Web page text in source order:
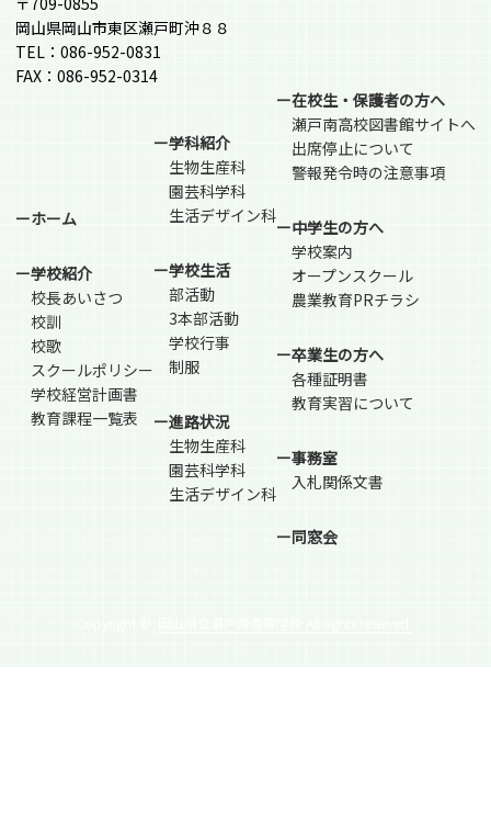
岡山県岡山市東区瀬戸町沖８８
TEL：086-952-0831
FAX：086-952-0314
ーホーム
ー学校紹介
校長あいさつ
校訓
校歌
スクールポリシー
学校経営計画書
教育課程一覧表
ー学科紹介
生物生産科
園芸科学科
生活デザイン科
ー学校生活
部活動
3本部活動
学校行事
制服
ー進路状況
生物生産科
園芸科学科
生活デザイン科
ー在校生・保護者の方へ
瀬戸南高校図書館サイトへ
出席停止について
警報発令時の注意事項
ー中学生の方へ
学校案内
オープンスクール
農業教育PRチラシ
ー卒業生の方へ
各種証明書
教育実習について
ー事務室
入札関係文書
ー同窓会